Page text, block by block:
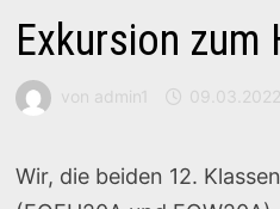
Exkursion zum
von admin1 09.03.2022
Wir, die beiden 12.